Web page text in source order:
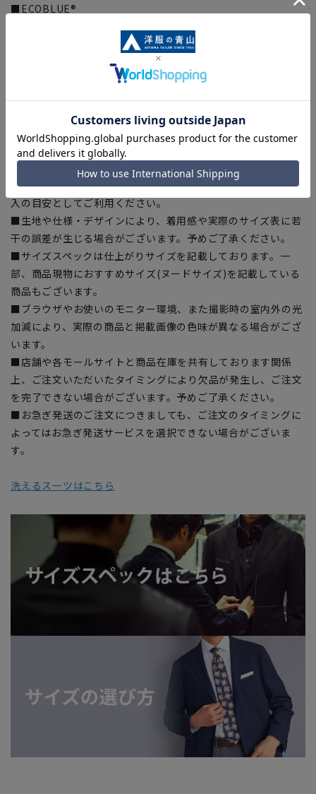
■ECOBLUE®
を繊維へと再生しています。当製品は裏地の糸の一部に
『ECOBLUE』を使用しています。
【商品に関するご注意】
■商品画像はサンプルのため、色味やサイズ等の仕様に変更が
ある場合がございますので、予めご了承ください。
■ゆとり感には個人差があります。サイズ表を確認の上、ご購
入の目安としてご利用ください。
■生地や仕様・デザインにより、着用感や実際のサイズ表に若
干の誤差が生じる場合がございます。予めご了承ください。
■サイズスペックは仕上がりサイズを記載しております。一
部、商品現物におすすめサイズ(ヌードサイズ)を記載している
商品もございます。
■ブラウザやお使いのモニター環境、また撮影時の室内外の光
加減により、実際の商品と掲載画像の色味が異なる場合がござ
います。
■店舗や各モールサイトと商品在庫を共有しております関係
上、ご注文いただいたタイミングにより欠品が発生し、ご注文
を完了できない場合がございます。予めご了承ください。
■お急ぎ発送のご注文につきましても、ご注文のタイミングに
よってはお急ぎ発送サービスを選択できない場合がございま
す。
洗えるスーツはこちら